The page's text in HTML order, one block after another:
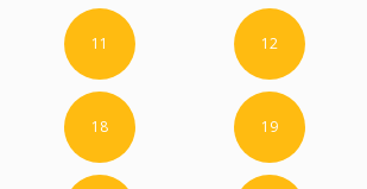
11 12
18 19